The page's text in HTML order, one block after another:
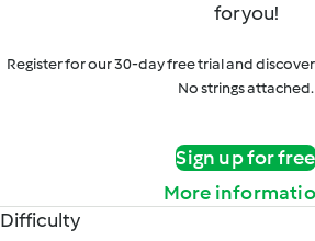
for you!
Register for our 30-day free trial and
No strings attached.
Sign up for free
More
Difficulty